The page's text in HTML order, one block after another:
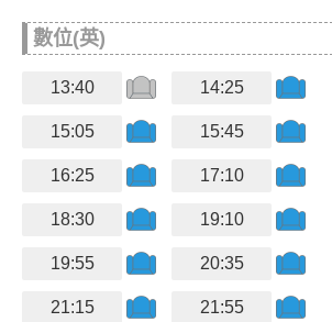
數位(英)
13:40 14:25
15:05 15:45
16:25 17:10
18:30 19:10
19:55 20:35
21:15 21:55